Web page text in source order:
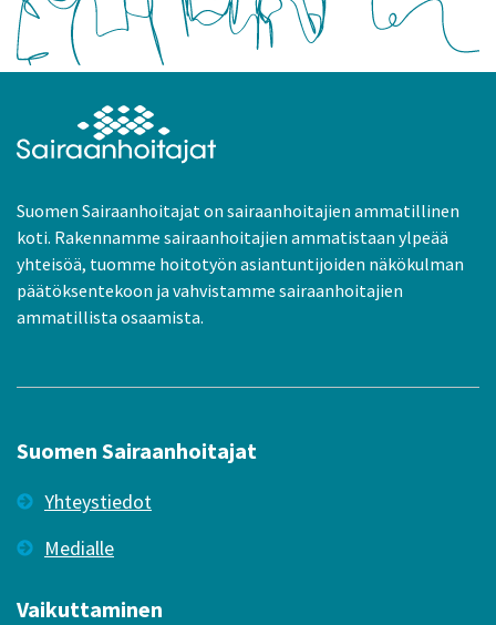
Suomen Sairaanhoitajat on sairaanhoitajien ammatillinen
koti. Rakennamme sairaanhoitajien ammatistaan ylpeää
yhteisöä, tuomme hoitotyön asiantuntijoiden näkökulman
päätöksentekoon ja vahvistamme sairaanhoitajien
ammatillista osaamista.
Suomen Sairaanhoitajat
Yhteystiedot
Medialle
Vaikuttaminen